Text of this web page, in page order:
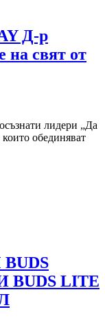
Д-р
на свят от
лидери „Да
обединяват
BUDS LITE